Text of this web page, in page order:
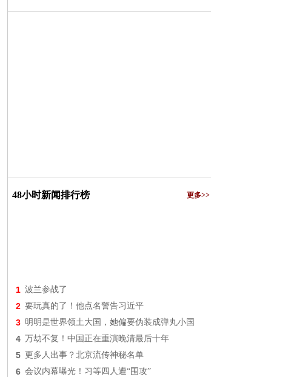
48小时新闻排行榜 更多>>
1 波兰参战了
2 要玩真的了！他点名警告习近平
3 明明是世界领土大国，她偏要伪装成弹丸小国
4 万劫不复！中国正在重演晚清最后十年
5 更多人出事？北京流传神秘名单
6 会议内幕曝光！习等四人遭“围攻”